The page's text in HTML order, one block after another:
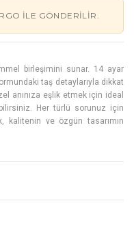
ILE GÖNDERILIR.
birleşimini sunar. 14 ayar
taş detaylarıyla dikkat
anınıza eşlik etmek için ideal
Her türlü sorunuz için
kalitenin ve özgün tasarımın